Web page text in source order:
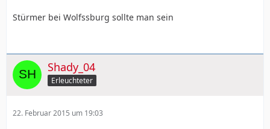
Stürmer bei Wolfssburg sollte man sein
Shady_04
Erleuchteter
22. Februar 2015 um 19:03